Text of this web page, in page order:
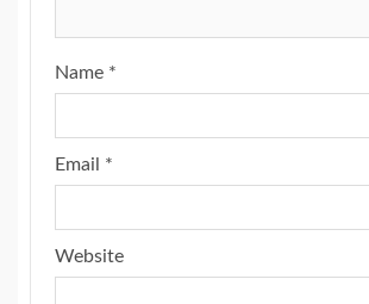
Name *
Email *
Website